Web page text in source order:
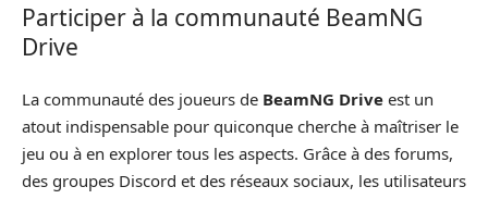
Participer à la communauté BeamNG
Drive
La communauté des joueurs de BeamNG Drive est un
atout indispensable pour quiconque cherche à maîtriser le
jeu ou à en explorer tous les aspects. Grâce à des forums,
des groupes Discord et des réseaux sociaux, les utilisateurs